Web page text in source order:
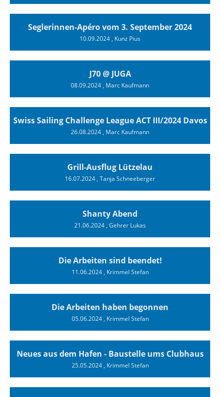
Seglerinnen-Apéro vom 3. September 2024
10.09.2024, Kunz Pius
J70 @ JUGA
08.09.2024, Marc Kaufmann
Swiss Sailing Challenge League ACT III/2024 Davos
26.08.2024, Marc Kaufmann
Grill-Ausflug Lützelau
16.07.2024, Tanja Schneeberger
Shanty Abend
21.06.2024, Gehrer Lukas
Die Arbeiten sind beendet!
11.06.2024, Krimmel Stefan
Die Arbeiten haben begonnen
05.06.2024, Krimmel Stefan
Neues aus dem Hafen - Baustelle ums Clubhaus
25.05.2024, Krimmel Stefan